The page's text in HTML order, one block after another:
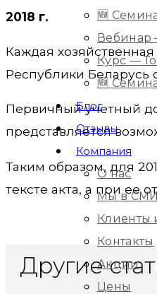
🆕
Вебинар
Курс —
🆕
Блог
Отзывы
Компания
О нас
Мы в
Клиенты
Контакты
Акции
Цены
2018 г.
Каждая
Республики Беларусь
Первичный учетный
представляется
Таким образом, для
тексте акта, а при ее
Другие